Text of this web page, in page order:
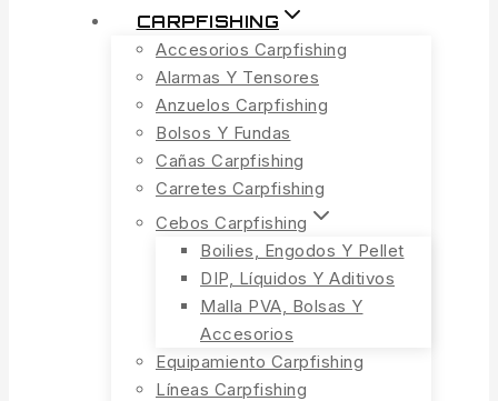
CARPFISHING
Accesorios Carpfishing
Alarmas Y Tensores
Anzuelos Carpfishing
Bolsos Y Fundas
Cañas Carpfishing
Carretes Carpfishing
Cebos Carpfishing
Boilies, Engodos Y Pellet
DIP, Líquidos Y Aditivos
Malla PVA, Bolsas Y
Accesorios
Equipamiento Carpfishing
Líneas Carpfishing